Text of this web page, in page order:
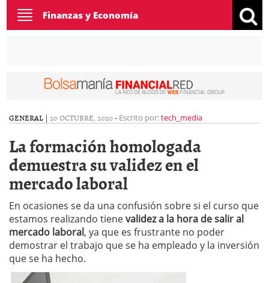
Toggle
navigation
Finanzas y Economía
GENERAL | 20 OCTUBRE, 2020- Escrito por:tech_media
La formación homologada
demuestra su validez en el
mercado laboral
En ocasiones se da una confusión sobre si el curso que
estamos realizando tienevalidez a la hora de salir al
mercado laboral, ya que es frustrante no poder
demostrar el trabajo que se ha empleado y la inversión
que se ha hecho.